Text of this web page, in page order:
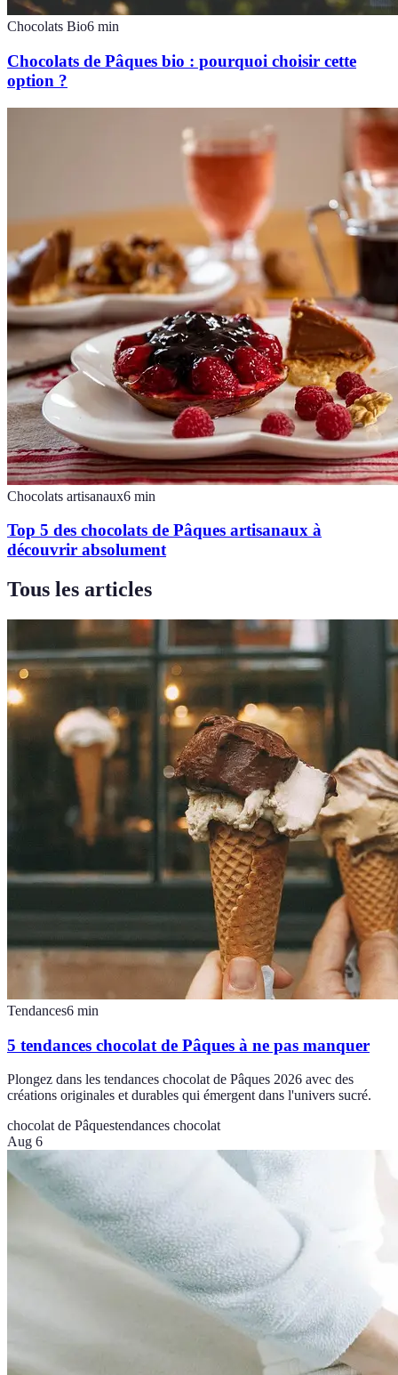
Chocolats Bio6 min
Chocolats de Pâques bio : pourquoi choisir cette
option ?
Chocolats artisanaux6 min
Top 5 des chocolats de Pâques artisanaux à
découvrir absolument
Tous les articles
Tendances6 min
5 tendances chocolat de Pâques à ne pas manquer
Plongez dans les tendances chocolat de Pâques 2026 avec des
créations originales et durables qui émergent dans l'univers sucré.
chocolat de Pâquestendances chocolat
Aug 6